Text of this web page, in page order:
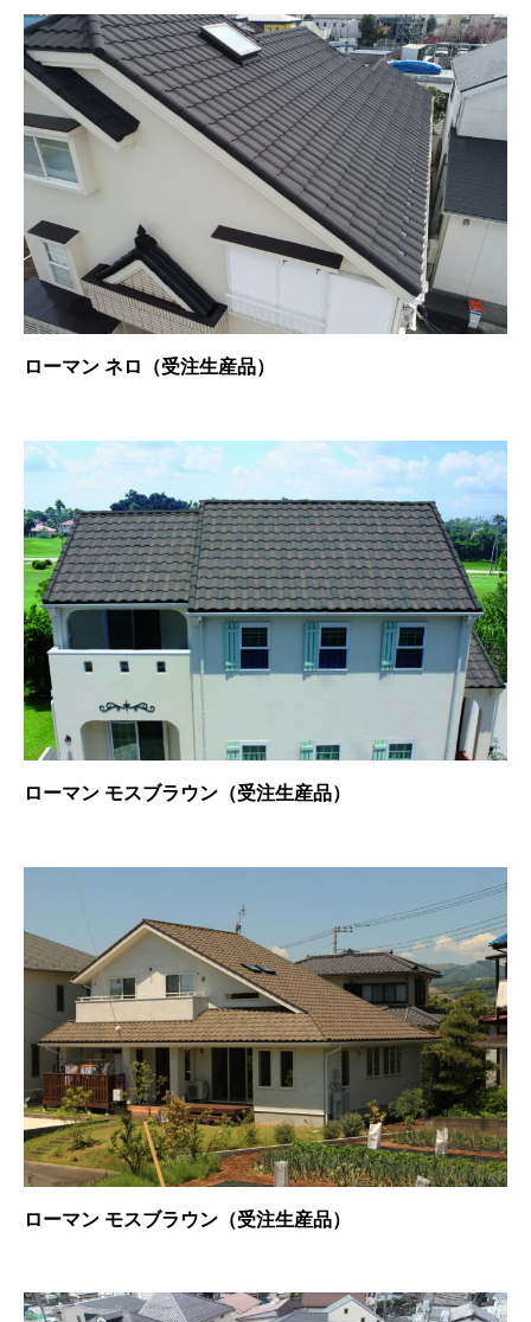
ローマン ネロ（受注生産品）
ローマン モスブラウン（受注生産品）
ローマン モスブラウン（受注生産品）